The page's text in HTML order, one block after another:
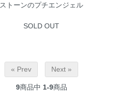
ストーンのプチエンジェル
SOLD OUT
« Prev Next »
9商品中 1-9商品